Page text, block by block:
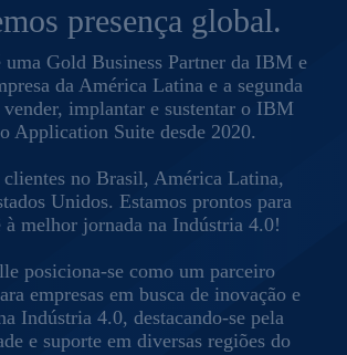
presença global.
uma Gold Business Partner da IBM e
da América Latina e a segunda
implantar e sustentar o IBM
Application Suite desde 2020.
clientes no Brasil, América Latina,
Unidos. Estamos prontos para
à melhor jornada na Indústria 4.0!
posiciona-se como um parceiro
empresas em busca de inovação e
Indústria 4.0, destacando-se pela
e suporte em diversas regiões do